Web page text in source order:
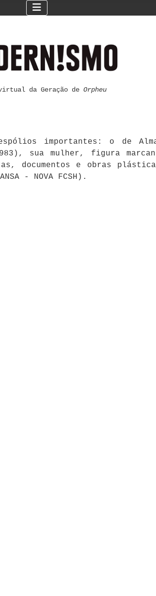
da Geração de Orpheu
importantes: o de
sua mulher, figura
e obras
- NOVA FCSH).